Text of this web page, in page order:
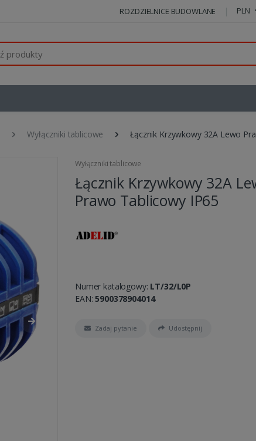
ROZDZIELNICE BUDOWLANE PLN
Wyłączniki tablicowe Łącznik Krzywkowy 32A Lewo
Wyłączniki tablicowe
Łącznik Krzywkowy 32A
Prawo Tablicowy IP65
Numer katalogowy: LT/32/L0P
EAN:5900378904014
Zadaj pytanie Udostępnij